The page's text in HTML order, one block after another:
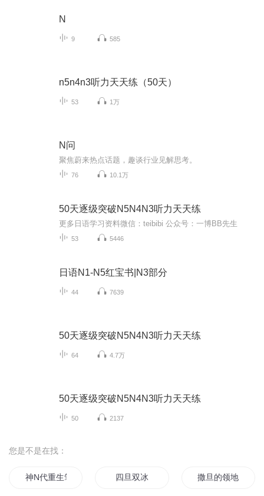
N
9 585
n5n4n3听力天天练（50天）
53 1万
N问
聚焦蔚来热点话题，趣谈行业见解思考。
76 10.1万
50天逐级突破N5N4N3听力天天练
更多日语学习资料微信：teibibi 公众号：一博BB先生
53 5446
日语N1-N5红宝书|N3部分
44 7639
50天逐级突破N5N4N3听力天天练
64 4.7万
50天逐级突破N5N4N3听力天天练
50 2137
您是不是在找：
神N代重生笔记 四旦双冰 撒旦的领地